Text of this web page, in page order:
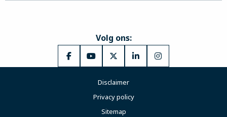
Volg ons:
Ga
Facebook
Ga
YouTube
Ga
X
Ga
Ga
Disclaimer
Privacy policy
Sitemap